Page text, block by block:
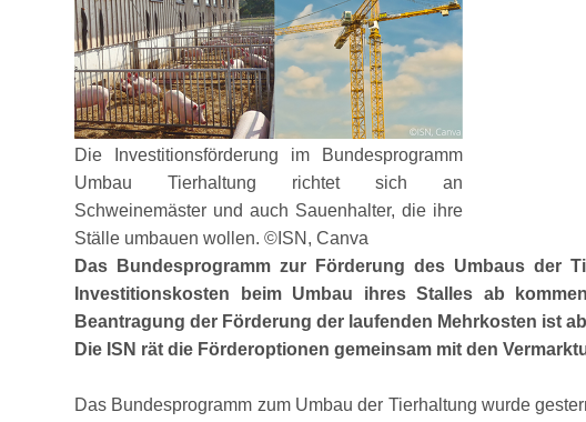
Die Investitionsförderung im Bundesprogramm
Umbau Tierhaltung richtet sich an
Schweinemäster und auch Sauenhalter, die ihre
Ställe umbauen wollen. ©ISN, Canva
Das Bundesprogramm zur Förderung des Umbaus der
Investitionskosten beim Umbau ihres Stalles ab
Beantragung der Förderung der laufenden Mehrkosten ist
Die ISN rät die Förderoptionen gemeinsam mit den
Das Bundesprogramm zum Umbau der Tierhaltung wurde